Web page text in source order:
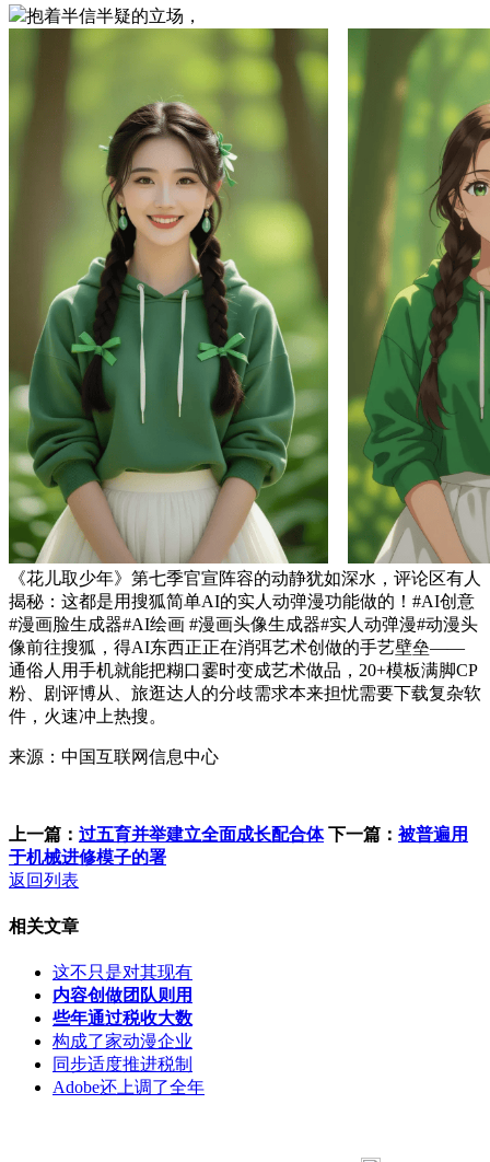
抱着半信半疑的立场，
《花儿取少年》第七季官宣阵容的动静犹如深水，评论区有人
揭秘：这都是用搜狐简单AI的实人动弹漫功能做的！#AI创意
#漫画脸生成器#AI绘画 #漫画头像生成器#实人动弹漫#动漫头
像前往搜狐，得AI东西正正在消弭艺术创做的手艺壁垒——
通俗人用手机就能把糊口霎时变成艺术做品，20+模板满脚CP
粉、剧评博从、旅逛达人的分歧需求本来担忧需要下载复杂软
件，火速冲上热搜。
来源：中国互联网信息中心
上一篇： 过五育并举建立全面成长配合体 下一篇： 被普遍用
于机械进修模子的署
返回列表
相关文章
这不只是对其现有
内容创做团队则用
些年通过税收大数
构成了家动漫企业
同步适度推进税制
Adobe还上调了全年